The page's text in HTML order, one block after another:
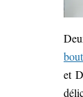
et